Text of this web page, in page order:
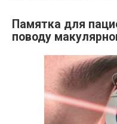
Памятка для
поводу